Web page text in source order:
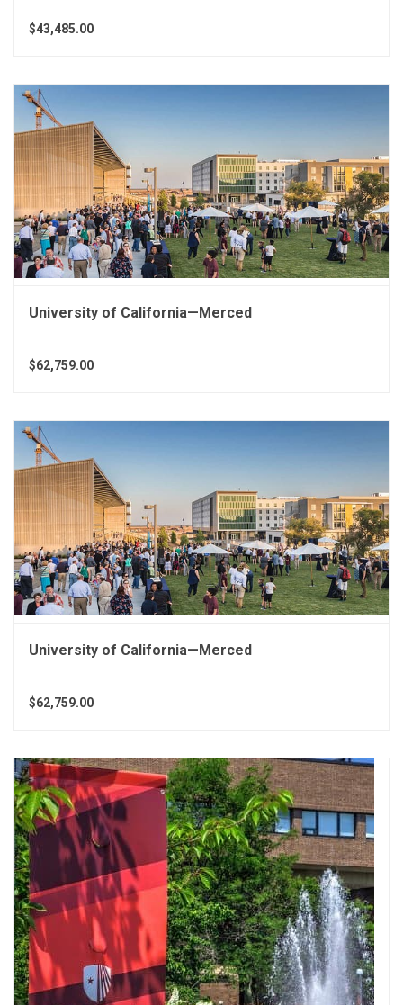
$43,485.00
University of California—Merced
$62,759.00
University of California—Merced
$62,759.00